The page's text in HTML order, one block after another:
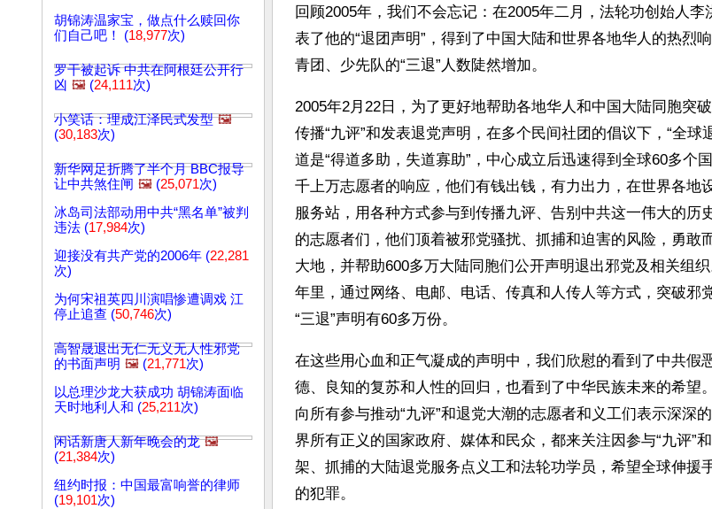
胡锦涛温家宝，做点什么赎回你
们自己吧！ (18,977次)
罗干被起诉 中共在阿根廷公开行
凶 🖼️ (24,111次)
小笑话：理成江泽民式发型 🖼️
(30,183次)
新华网足折腾了半个月 BBC报导
让中共煞住闸 🖼️ (25,071次)
冰岛司法部动用中共“黑名单”被判
违法 (17,984次)
迎接没有共产党的2006年 (22,281
次)
为何宋祖英四川演唱惨遭调戏 江
停止追查 (50,746次)
高智晟退出无仁无义无人性邪党
的书面声明 🖼️ (21,771次)
以总理沙龙大获成功 胡锦涛面临
天时地利人和 (25,211次)
闲话新唐人新年晚会的龙 🖼️
(21,384次)
纽约时报：中国最富响誉的律师
(19,101次)
回顾2005年，我们不会忘记：在2005年二月，法轮功创始人
表了他的“退团声明”，得到了中国大陆和世界各地华人的热烈
青团、少先队的“三退”人数陡然增加。
2005年2月22日，为了更好地帮助各地华人和中国大陆同胞突
传播“九评”和发表退党声明，在多个民间社团的倡议下，“全球
道是“得道多助，失道寡助”，中心成立后迅速得到全球60多个
千上万志愿者的响应，他们有钱出钱，有力出力，在世界各地
服务站，用各种方式参与到传播九评、告别中共这一伟大的历
的志愿者们，他们顶着被邪党骚扰、抓捕和迫害的风险，勇敢
大地，并帮助600多万大陆同胞们公开声明退出邪党及相关组
年里，通过网络、电邮、电话、传真和人传人等方式，突破邪
“三退”声明有60多万份。
在这些用心血和正气凝成的声明中，我们欣慰的看到了中共假
德、良知的复苏和人性的回归，也看到了中华民族未来的希望
向所有参与推动“九评”和退党大潮的志愿者和义工们表示深深
界所有正义的国家政府、媒体和民众，都来关注因参与“九评”
架、抓捕的大陆退党服务点义工和法轮功学员，希望全球伸援
的犯罪。